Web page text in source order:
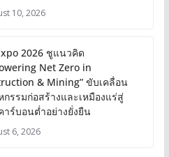
10, 2026
2026 ชูแนวคิด
Net Zero in
& Mining” ขับเคลื่อน
กรรมก่อสร้างและเหมืองแร่สู่
าร์บอนต่ำอย่างยั่งยืน
6, 2026